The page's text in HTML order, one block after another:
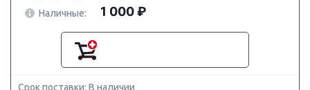
Наличные:
1 000 ₽
Срок поставки: В наличии